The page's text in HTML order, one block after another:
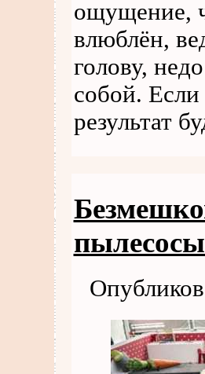
ощущение,
влюблён,
голову,
собой. Если
результат